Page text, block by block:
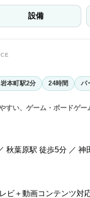
設備
岩本町駅2分 24時間 パ
すい、ゲーム・ボードゲー
秋葉原駅 徒歩5分 ／ 神
ビ＋動画コンテンツ対